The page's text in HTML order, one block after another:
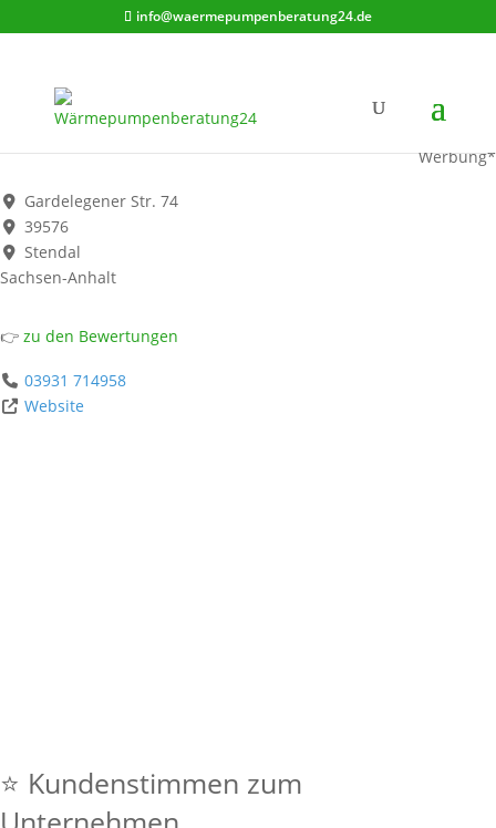
info@waermepumpenberatung24.de
Sven Buddy
Werbung*
Gardelegener Str. 74
39576
Stendal
Sachsen-Anhalt
👉 zu den Bewertungen
03931 714958
Website
⭐ Kundenstimmen zum